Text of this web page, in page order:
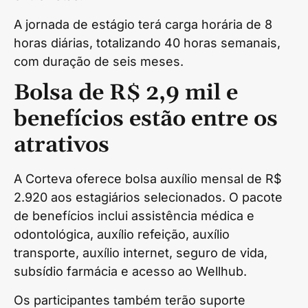
A jornada de estágio terá carga horária de 8
horas diárias, totalizando 40 horas semanais,
com duração de seis meses.
Bolsa de R$ 2,9 mil e
benefícios estão entre os
atrativos
A Corteva oferece bolsa auxílio mensal de R$
2.920 aos estagiários selecionados. O pacote
de benefícios inclui assistência médica e
odontológica, auxílio refeição, auxílio
transporte, auxílio internet, seguro de vida,
subsídio farmácia e acesso ao Wellhub.
Os participantes também terão suporte